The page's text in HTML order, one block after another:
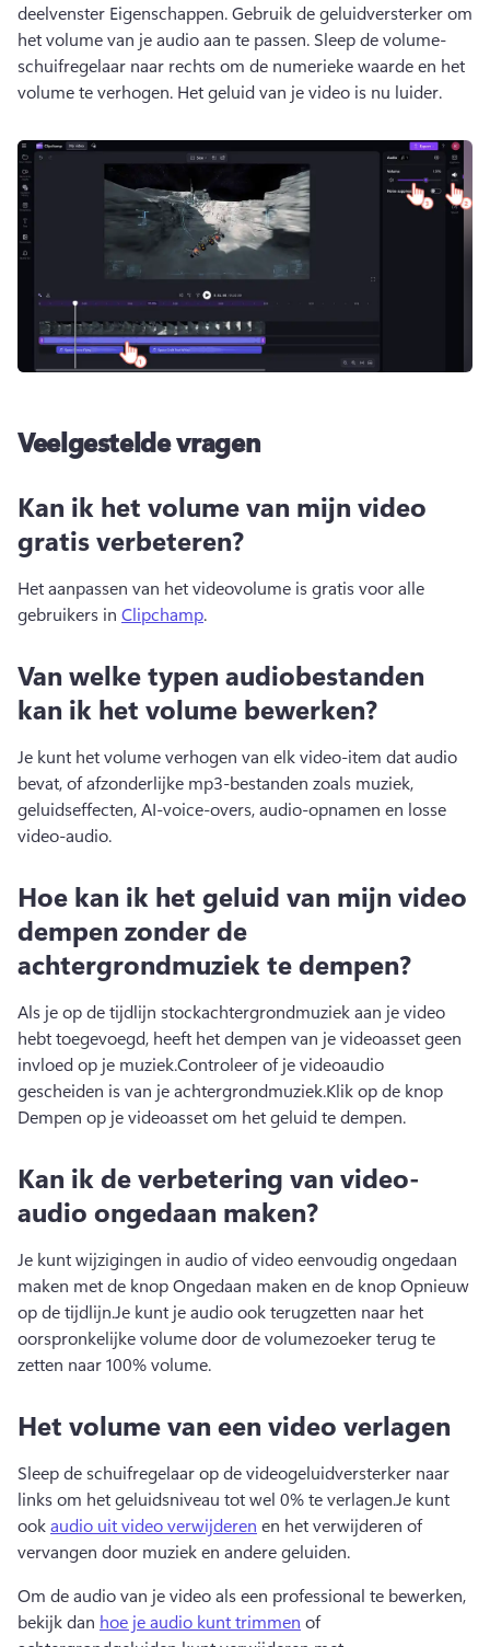
deelvenster Eigenschappen. Gebruik de geluidversterker om
het volume van je audio aan te passen. Sleep de volume-
schuifregelaar naar rechts om de numerieke waarde en het
volume te verhogen. Het geluid van je video is nu luider.
Veelgestelde vragen
Kan ik het volume van mijn video
gratis verbeteren?
Het aanpassen van het videovolume is gratis voor alle
gebruikers in Clipchamp.
Van welke typen audiobestanden
kan ik het volume bewerken?
Je kunt het volume verhogen van elk video-item dat audio
bevat, of afzonderlijke mp3-bestanden zoals muziek,
geluidseffecten, AI-voice-overs, audio-opnamen en losse
video-audio.
Hoe kan ik het geluid van mijn video
dempen zonder de
achtergrondmuziek te dempen?
Als je op de tijdlijn stockachtergrondmuziek aan je video
hebt toegevoegd, heeft het dempen van je videoasset geen
invloed op je muziek.Controleer of je videoaudio
gescheiden is van je achtergrondmuziek.Klik op de knop
Dempen op je videoasset om het geluid te dempen.
Kan ik de verbetering van video-
audio ongedaan maken?
Je kunt wijzigingen in audio of video eenvoudig ongedaan
maken met de knop Ongedaan maken en de knop Opnieuw
op de tijdlijn.Je kunt je audio ook terugzetten naar het
oorspronkelijke volume door de volumezoeker terug te
zetten naar 100% volume.
Het volume van een video verlagen
Sleep de schuifregelaar op de videogeluidversterker naar
links om het geluidsniveau tot wel 0% te verlagen.Je kunt
ook audio uit video verwijderen en het verwijderen of
vervangen door muziek en andere geluiden.
Om de audio van je video als een professional te bewerken,
bekijk dan hoe je audio kunt trimmen of